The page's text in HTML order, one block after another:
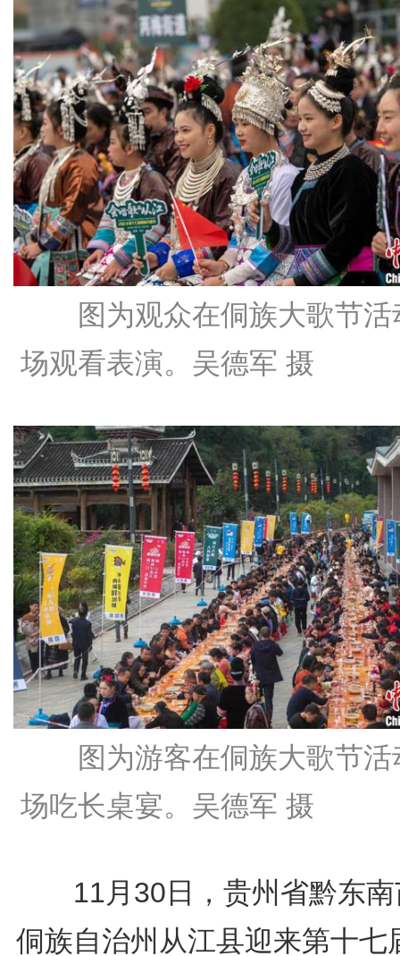
图为观众在侗族大歌节活
场观看表演。吴德军 摄
图为游客在侗族大歌节活
场吃长桌宴。吴德军 摄
11月30日，贵州省黔东南
侗族自治州从江县迎来第十七